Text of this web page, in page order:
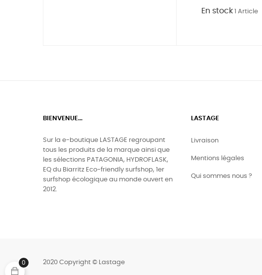
En stock 1 Article
BIENVENUE...
Sur la e-boutique LASTAGE regroupant
tous les produits de la marque ainsi que
les sélections PATAGONIA, HYDROFLASK,
EQ du Biarritz Eco-friendly surfshop, 1er
surfshop écologique au monde ouvert en
2012.
LASTAGE
Livraison
Mentions légales
Qui sommes nous ?
2020 Copyright © Lastage
0